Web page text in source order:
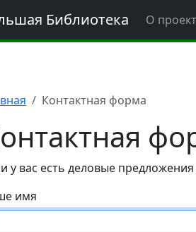
Библиотека О
Контактная форма
у вас есть деловые
имя